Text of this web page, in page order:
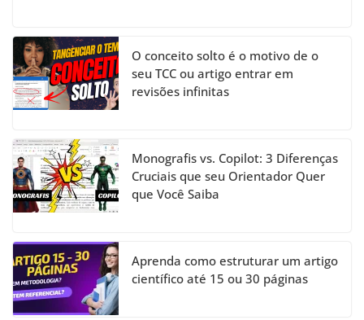
O conceito solto é o motivo de o
seu TCC ou artigo entrar em
revisões infinitas
Monografis vs. Copilot: 3 Diferenças
Cruciais que seu Orientador Quer
que Você Saiba
Aprenda como estruturar um artigo
científico até 15 ou 30 páginas